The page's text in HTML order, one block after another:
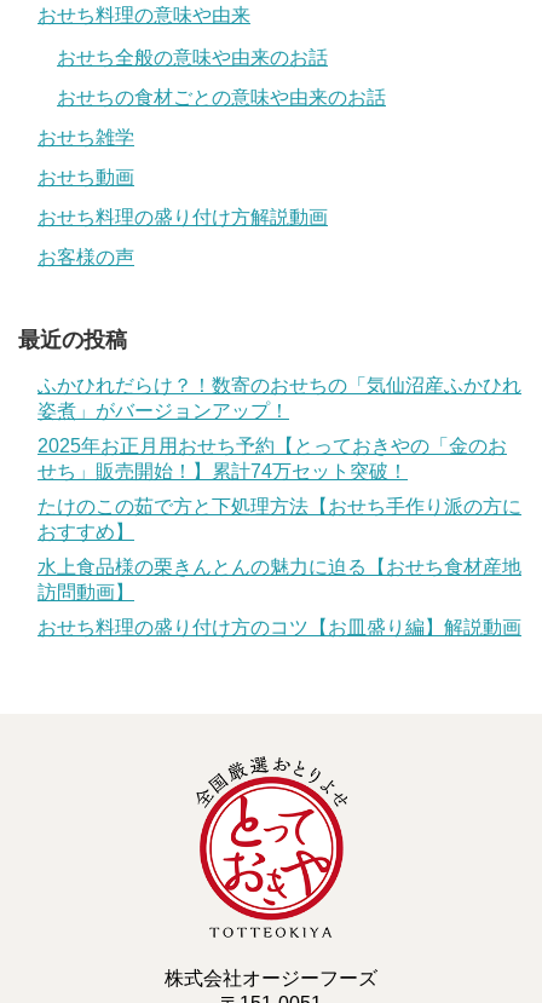
おせち料理の意味や由来
おせち全般の意味や由来のお話
おせちの食材ごとの意味や由来のお話
おせち雑学
おせち動画
おせち料理の盛り付け方解説動画
お客様の声
最近の投稿
ふかひれだらけ？！数寄のおせちの「気仙沼産ふかひれ
姿煮」がバージョンアップ！
2025年お正月用おせち予約【とっておきやの「金のお
せち」販売開始！】累計74万セット突破！
たけのこの茹で方と下処理方法【おせち手作り派の方に
おすすめ】
水上食品様の栗きんとんの魅力に迫る【おせち食材産地
訪問動画】
おせち料理の盛り付け方のコツ【お皿盛り編】解説動画
株式会社オージーフーズ